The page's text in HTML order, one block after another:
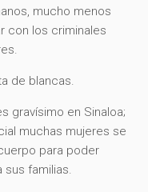
mucho menos
con los criminales
de blancas.
gravísimo en Sinaloa;
muchas mujeres se
para poder
sus familias.